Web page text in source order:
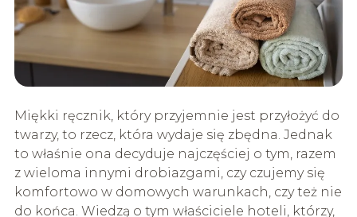
Miękki ręcznik, który przyjemnie jest przyłożyć do
twarzy, to rzecz, która wydaje się zbędna. Jednak
to właśnie ona decyduje najczęściej o tym, razem
z wieloma innymi drobiazgami, czy czujemy się
komfortowo w domowych warunkach, czy też nie
do końca. Wiedzą o tym właściciele hoteli, którzy,